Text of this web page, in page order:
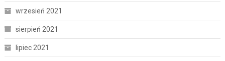
wrzesień 2021
sierpień 2021
lipiec 2021